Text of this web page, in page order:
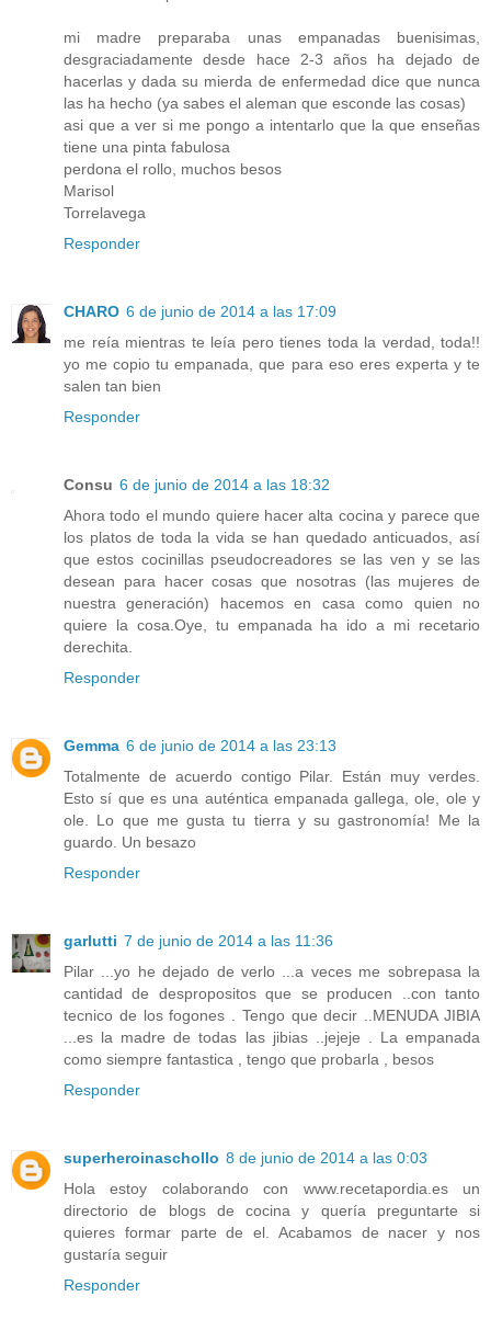
mi madre preparaba unas empanadas buenisimas,
desgraciadamente desde hace 2-3 años ha dejado de
hacerlas y dada su mierda de enfermedad dice que nunca
las ha hecho (ya sabes el aleman que esconde las cosas)
asi que a ver si me pongo a intentarlo que la que enseñas
tiene una pinta fabulosa
perdona el rollo, muchos besos
Marisol
Torrelavega
Responder
CHARO 6 de junio de 2014 a las 17:09
me reía mientras te leía pero tienes toda la verdad, toda!!
yo me copio tu empanada, que para eso eres experta y te
salen tan bien
Responder
Consu 6 de junio de 2014 a las 18:32
Ahora todo el mundo quiere hacer alta cocina y parece que
los platos de toda la vida se han quedado anticuados, así
que estos cocinillas pseudocreadores se las ven y se las
desean para hacer cosas que nosotras (las mujeres de
nuestra generación) hacemos en casa como quien no
quiere la cosa.Oye, tu empanada ha ido a mi recetario
derechita.
Responder
Gemma 6 de junio de 2014 a las 23:13
Totalmente de acuerdo contigo Pilar. Están muy verdes.
Esto sí que es una auténtica empanada gallega, ole, ole y
ole. Lo que me gusta tu tierra y su gastronomía! Me la
guardo. Un besazo
Responder
garlutti 7 de junio de 2014 a las 11:36
Pilar ...yo he dejado de verlo ...a veces me sobrepasa la
cantidad de despropositos que se producen ..con tanto
tecnico de los fogones . Tengo que decir ..MENUDA JIBIA
...es la madre de todas las jibias ..jejeje . La empanada
como siempre fantastica , tengo que probarla , besos
Responder
superheroinaschollo 8 de junio de 2014 a las 0:03
Hola estoy colaborando con www.recetapordia.es un
directorio de blogs de cocina y quería preguntarte si
quieres formar parte de el. Acabamos de nacer y nos
gustaría seguir
Responder